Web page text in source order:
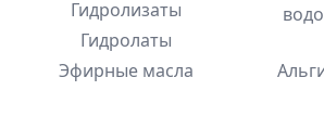
Гидролизаты
Гидролаты
Эфирные масла